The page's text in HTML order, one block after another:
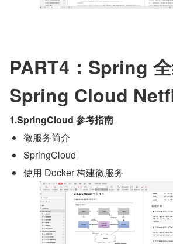
PART4：Spring
Spring Cloud
1.SpringCloud 参考指南
微服务简介
SpringCloud
使用 Docker 构建微服务